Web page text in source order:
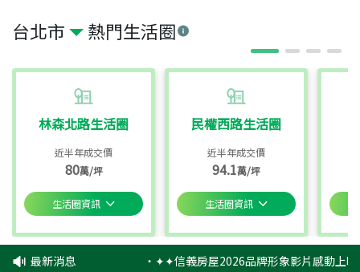
台北市 熱門生活圈
林森北路生活圈
近半年成交價
80萬/坪
生活圈資訊
民權西路生活圈
近半年成交價
94.1萬/坪
生活圈資訊
最新消息 ‧✦✦信義房屋2026品牌形象影片感動上